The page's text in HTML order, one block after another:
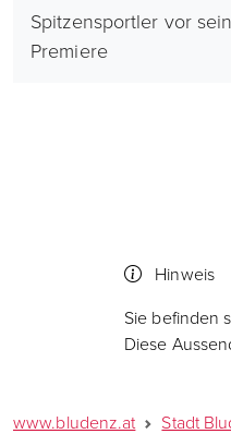
Spitzensportler vor
Premiere
Hinweis
Sie befinden
Diese
www.bludenz.at Stadt